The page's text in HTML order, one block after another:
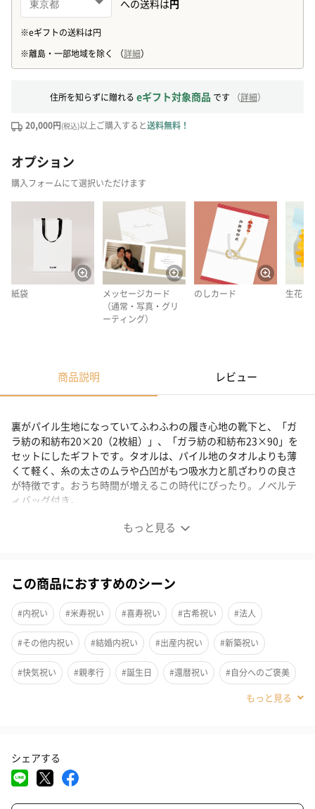
住所を知らずに贈れる eギフト対象商品 です （詳細）
20,000円(税込)以上ご購入すると送料無料！
オプション
購入フォームにて選択いただけます
紙袋
メッセージカード
（通常・写真・グリ
ーティング）
のしカード 生花
商品説明 レビュー
もっと見る
裏がパイル生地になっていてふわふわの履き心地の靴下と、「ガ
ラ紡の和紡布20×20（2枚組）」、「ガラ紡の和紡布23×90」を
セットにしたギフトです。タオルは、パイル地のタオルよりも薄
くて軽く、糸の太さのムラや凸凹がもつ吸水力と肌ざわりの良さ
が特徴です。おうち時間が増えるこの時代にぴったり。ノベルテ
ィバッグ付き。
おうち時間をより充実したものに
履き心地の良い靴下、「ガラ紡の和紡布20×20（2枚組）」、
「ガラ紡の和紡布23×90」をセットにしたギフトです。おうち時
間が増えている今の時代にぴったりなギフトセットです。ノベル
ティバッグ付き。
ないことで多かれ少なかれストレスを抱えやすくなってしまいま
す。
この商品におすすめのシーン
#内祝い #米寿祝い #喜寿祝い #古希祝い #法人
#その他内祝い #結婚内祝い #出産内祝い #新築祝い
#快気祝い #親孝行 #誕生日 #還暦祝い #自分へのご褒美
#父の日
#義母 #義父
#息子 #姉
シェアする